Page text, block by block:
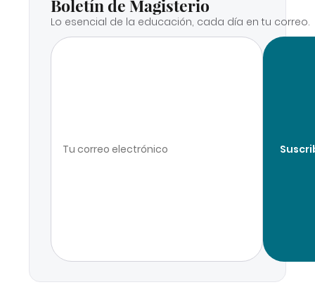
Boletín de Magisterio
Lo esencial de la educación, cada día en tu correo.